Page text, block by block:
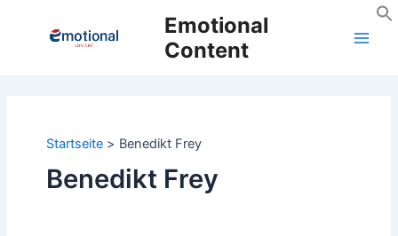
Emotional
Content
Startseite Benedikt Frey
Benedikt Frey